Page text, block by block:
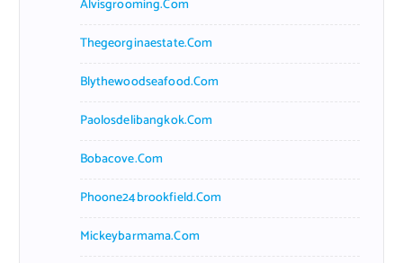
Alvisgrooming.com
Thegeorginaestate.com
Blythewoodseafood.com
Paolosdelibangkok.com
Bobacove.com
Phoone24brookfield.com
Mickeybarmama.com